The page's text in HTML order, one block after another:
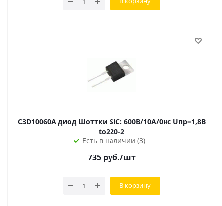
C3D10060A диод Шоттки SiC: 600В/10А/0нс Uпр=1,8В
to220-2
Есть в наличии (3)
735руб./шт
В корзину